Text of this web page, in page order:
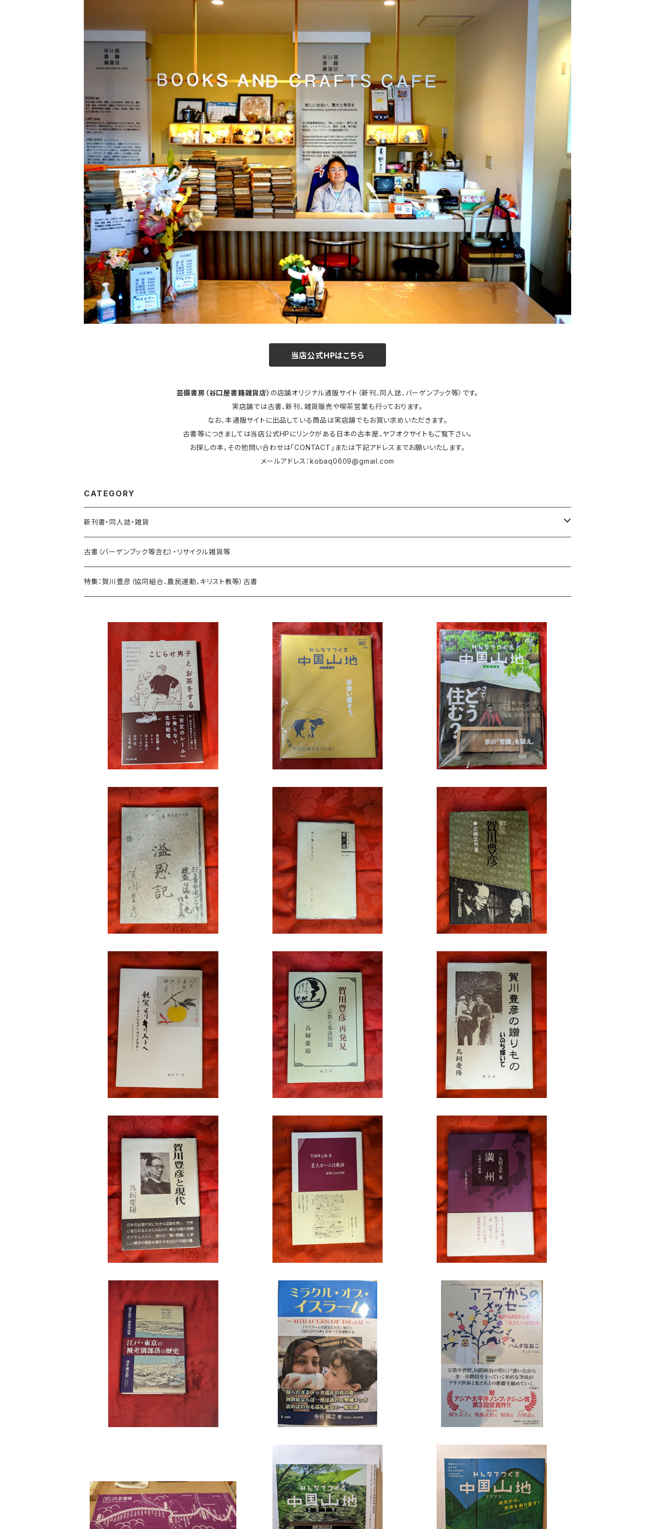
当店公式HPはこちら
芸備書房（谷口屋書籍雑貨店） の店舗オリジナル通販サイト（新刊、同人誌、バーゲンブック等）です。
実店舗では古書、新刊、雑貨販売や喫茶営業も行っております。
なお、本通販サイトに出品している商品は実店舗でもお買い求めいただきます。
古書等につきましては当店公式HPにリンクがある日本の古本屋、ヤフオクサイトもご覧下さい。
お探しの本、その他問い合わせは「CONTACT」または下記アドレスまでお願いいたします。
メールアドレス：kobaq0609@gmail.com
CATEGORY
新刊書・同人誌・雑貨
乗り物関連
海外：旅行・文化・地理・歴史関連
地域振興関連
雑貨・その他
日本：法律・経済・政治関連
海外：法律・経済・政治関連
古書（バーゲンブック等含む）・リサイクル雑貨等
特集：賀川豊彦（協同組合、農民運動、キリスト教等）古書
こじらせ男子とお茶をする 月と文社編
¥2,200
SOLD OUT
みんなでつくる中国山地№5 2024 移動
が次の幸せをつくる！ 中国山地編集舎
みんなでつくる中国山地№4 2023 さて、
どう住む？ 中国山地編集舎
¥2,750
大正元年十二月十七日 溢恩記 賀川豊
彦 賀川豊彦記念・松沢資料館刊
¥2,200
神の懐にあるもの 賀川豊彦 賀川事業団
雲柱社 昭和50年
評伝 賀川豊彦 武藤富男 キリスト教新聞
社 1981年刊
¥770
親鸞よりキリストへ ぞうり履きの伝道者升崎
外彦物語（賀川豊彦を巡る人々1） 田中芳
三 クリスチャン・グラフ社
¥660
賀川豊彦再発見 宗教と部落問題 鳥飼慶
陽 創言社 2002年刊
¥1,210
賀川豊彦の贈りもの いのち輝いて 鳥飼慶
陽 創言社 2007年刊
¥990
賀川豊彦と現代 鳥飼慶陽 兵庫部落問題
研究所
¥770
老人ホーム日乘抄 最後のはがき便 竹岡準
1945年夏 満州 七虎力の惨劇 こちまさ
こ 北星社
¥1,430
江戸・東京の被差別部落の歴史 弾左衛門と
被差別民衆 浦本誉至史著 明石書店
¥1,800
ミラクル・オブ・イスラーム
¥1,100
アラブからのメッセージ
¥1,540
芸備線手ぬぐい
¥1,200
SOLD OUT
みんなでつくる中国山地 2019 №0（のろ
し号） 過疎は終わった！
¥2,200
みんなでつくる中国山地 2020 №1 地元
から世界を創り直す！
¥2,640